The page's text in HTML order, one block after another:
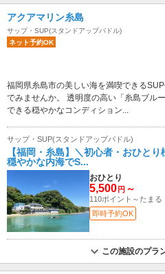
アクアマリン糸島
サップ・SUP(スタンドアップパドル)
ネット予約OK
福岡県糸島市の美しい海を満喫できる
でみませんか。 透明度の高い「糸島ブル
できる穏やかなコンディション...
サップ・SUP(スタンドアップパドル)
【福岡・糸島】＼初心者・おひと
穏やかな内海でS...
おひとり
5,500 円 ～
110ポイント～たまる
即時予約OK
この施設のプラ